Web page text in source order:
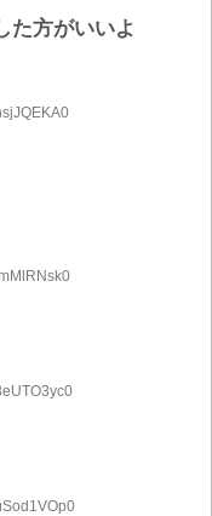
た方がいいよ